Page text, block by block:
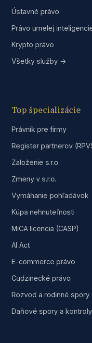
Ústavné právo
Právo umelej
Krypto právo
Všetky služby →
Top špecializácie
Právnik pre firmy
Register partnerov
Založenie s.r.o.
Zmeny v s.r.o.
Vymáhanie pohľadávok
Kúpa nehnuteľnosti
MiCA licencia (CASP)
AI Act
E-commerce právo
Cudzinecké právo
Rozvod a rodinné spory
Daňové spory a kontroly